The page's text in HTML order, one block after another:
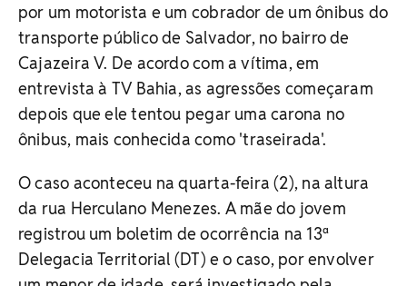
por um motorista e um cobrador de um ônibus do
transporte público de Salvador, no bairro de
Cajazeira V. De acordo com a vítima, em
entrevista à TV Bahia, as agressões começaram
depois que ele tentou pegar uma carona no
ônibus, mais conhecida como 'traseirada'.
O caso aconteceu na quarta-feira (2), na altura
da rua Herculano Menezes. A mãe do jovem
registrou um boletim de ocorrência na 13ª
Delegacia Territorial (DT) e o caso, por envolver